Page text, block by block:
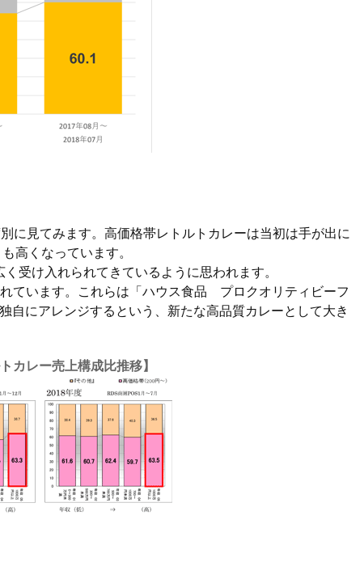
に見てみます。高価格帯レトルトカレーは当初は手が出に
高くなっています。
受け入れられてきているように思われます。
ています。これらは「ハウス食品 プロクオリティビーフ
自にアレンジするという、新たな高品質カレーとして大き
カレー売上構成比推移】